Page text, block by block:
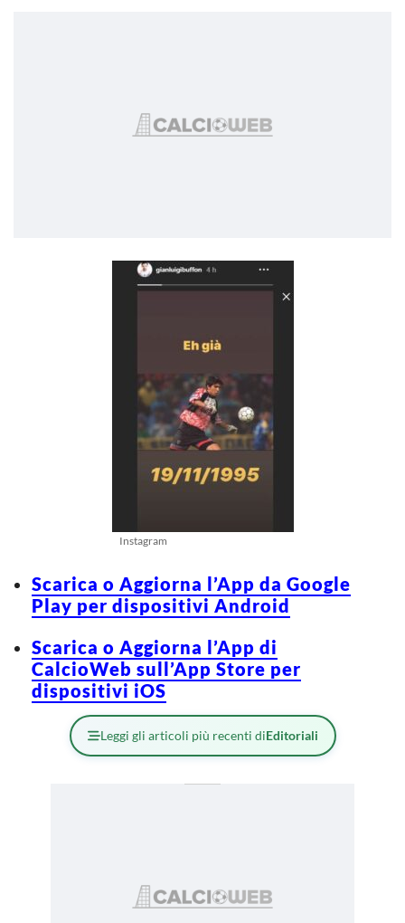
Instagram
Scarica o Aggiorna l’App da Google
Play per dispositivi Android
Scarica o Aggiorna l’App di
CalcioWeb sull’App Store per
dispositivi iOS
Leggi gli articoli più recenti diEditoriali